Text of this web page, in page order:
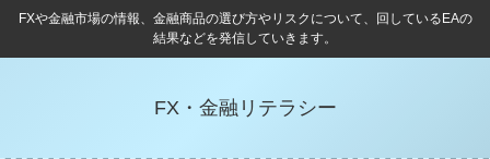
FXや金融市場の情報、金融商品の選び方やリスクについて、回しているEAの
結果などを発信していきます。
FX・金融リテラシー